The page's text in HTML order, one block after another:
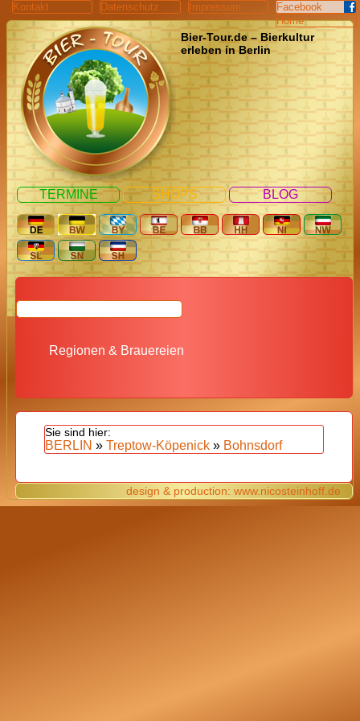
Facebook
Impressum
Datenschutz
Kontakt
Home
Bier-Tour.de – Bierkultur
erleben in Berlin
TERMINE SHOPS BLOG
BERLIN »Treptow-Köpenick » Bohnsdorf
design & production: www.nicosteinhoff.de